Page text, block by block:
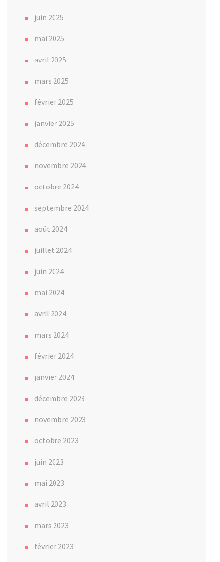
juin 2025
mai 2025
avril 2025
mars 2025
février 2025
janvier 2025
décembre 2024
novembre 2024
octobre 2024
septembre 2024
août 2024
juillet 2024
juin 2024
mai 2024
avril 2024
mars 2024
février 2024
janvier 2024
décembre 2023
novembre 2023
octobre 2023
juin 2023
mai 2023
avril 2023
mars 2023
février 2023